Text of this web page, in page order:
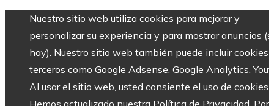
Nuestro sitio web utiliza cookies para mejorar y
personalizar su experiencia y para mostrar anuncios
hay). Nuestro sitio web también puede incluir cookies
terceros como Google Adsense, Google Analytics,
Al usar el sitio web, usted consiente el uso de cookies.
Hemos actualizado nuestra Política de Privacidad. Por